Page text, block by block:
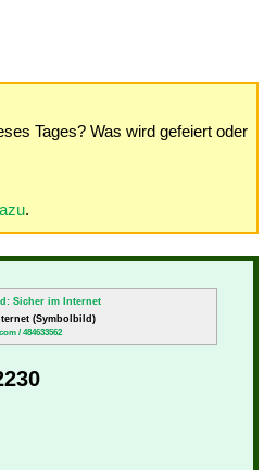
Tages? Was wird gefeiert oder
.
(Symbolbild)
/ 484633562